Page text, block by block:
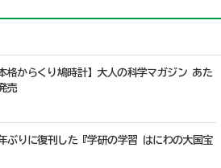
格からくり鳩時計】大人の科学マガジン あた
売
ぶりに復刊した『学研の学習 はにわの大国宝